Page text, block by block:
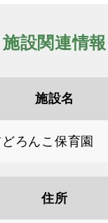
施設関連情報
施設名
ろんこ保育園
住所